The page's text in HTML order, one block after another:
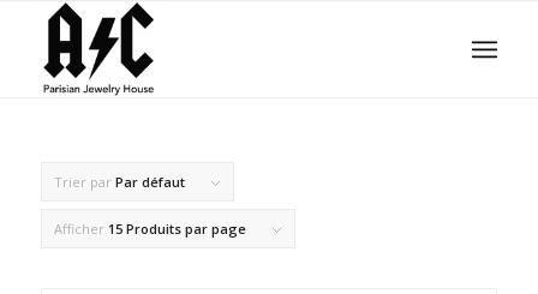
Trier par Par défaut
Afficher 15 Produits par page